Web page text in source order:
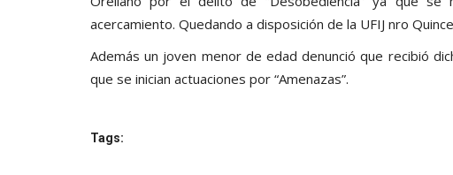
acercamiento. Quedando a disposición de la UFIJ nro
Además un joven menor de edad denunció que recibió
que se inician actuaciones por “Amenazas”.
Tags: